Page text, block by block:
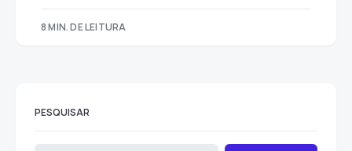
8 MIN. DE LEITURA
PESQUISAR